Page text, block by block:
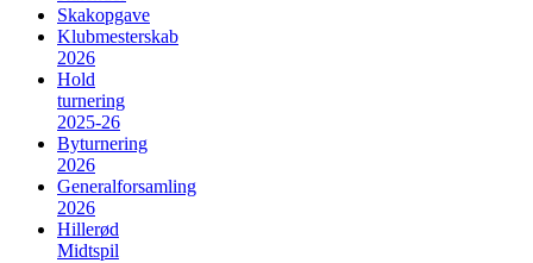
Skakopgave
Klubmesterskab
2026
Hold
turnering
2025-26
Byturnering
2026
Generalforsamling
2026
Hillerød
Midtspil